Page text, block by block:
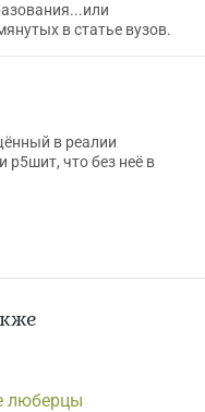
в статье вузов.
в реалии
р5шит, что без неё в
люберцы